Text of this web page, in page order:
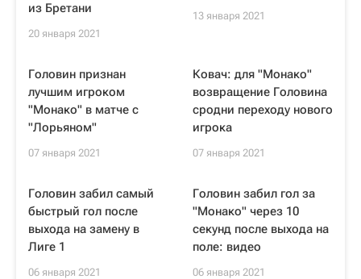
из Бретани
20 января 2021
13 января 2021
Головин признан
лучшим игроком
"Монако" в матче с
"Лорьяном"
07 января 2021
Ковач: для "Монако"
возвращение Головина
сродни переходу нового
игрока
07 января 2021
Головин забил самый
быстрый гол после
выхода на замену в
Лиге 1
06 января 2021
Головин забил гол за
"Монако" через 10
секунд после выхода на
поле: видео
06 января 2021